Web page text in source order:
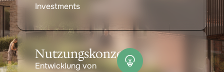
Investments
Nutzungskonzepte
Entwicklung von